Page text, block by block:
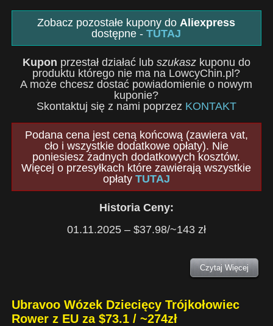
Zobacz pozostałe kupony do Aliexpress
dostępne -TUTAJ
Kupon przestał działać lub szukaszkuponu do
produktu którego nie ma na LowcyChin.pl?
A może chcesz dostać powiadomienie o nowym
kuponie?
Skontaktuj się z nami poprzez KONTAKT
Podana cena jest ceną końcową (zawiera vat,
cło i wszystkie dodatkowe opłaty). Nie
poniesiesz żadnych dodatkowych kosztów.
Więcej o przesyłkach które zawierają wszystkie
opłaty TUTAJ
Historia Ceny:
01.11.2025 – $37.98/~143 zł
Czytaj Więcej
Ubravoo Wózek Dziecięcy Trójkołowiec
Rower z EU za $73.1 / ~274zł